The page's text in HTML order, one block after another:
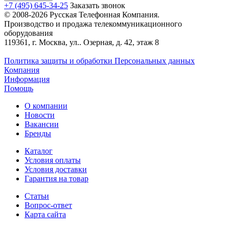
+7 (495) 645-34-25 Заказать звонок
© 2008-2026 Русская Телефонная Компания.
Производство и продажа телекоммуникационного
оборудования
119361, г. Москва, ул.. Озерная, д. 42, этаж 8
Политика защиты и обработки Персональных данных
Компания
Информация
Помощь
О компании
Новости
Вакансии
Бренды
Каталог
Условия оплаты
Условия доставки
Гарантия на товар
Статьи
Вопрос-ответ
Карта сайта